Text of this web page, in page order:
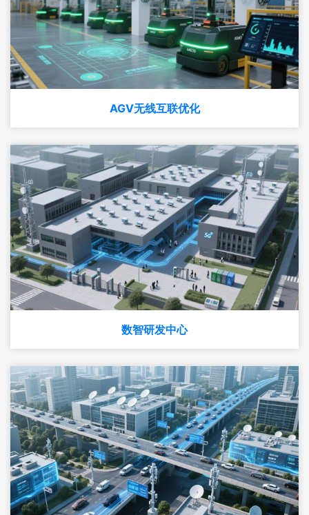
AGV无线互联优化
数智研发中心